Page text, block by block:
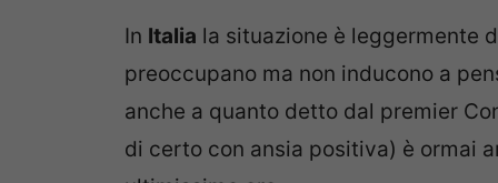
In Italia la situazione è leggermente
preoccupano ma non inducono a
anche a quanto detto dal premier
di certo con ansia positiva) è ormai